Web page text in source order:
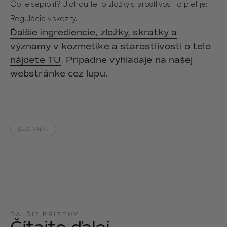
Čo je sepiolit? Úlohou tejto zložky starostlivosti o pleť je:
Regulácia viskozity.
Ďalšie ingrediencie, zložky, skratky a
významy v kozmetike a starostlivosti o telo
nájdete TU. Prípadne vyhľadaje na našej
webstránke cez lupu.
SLOVNÍK
ĎALŠIE PRÍBEHY
SOLEILLE
€29,90
L´AMOUR
MUCUMU
Candle
ROUGE
MUCUMU
Essentials set
Hair & Body Mist
Hair & Body Mist
Hand Cream Serum
Nail Oil
Candles
CASHMERE